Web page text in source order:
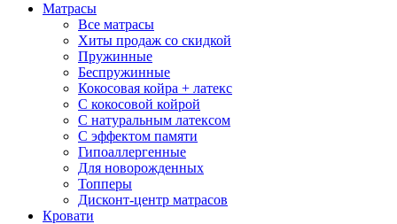
Матрасы
Все матрасы
Хиты продаж со скидкой
Пружинные
Беспружинные
Кокосовая койра + латекс
С кокосовой койрой
С натуральным латексом
С эффектом памяти
Гипоаллергенные
Для новорожденных
Топперы
Дисконт-центр матрасов
Кровати